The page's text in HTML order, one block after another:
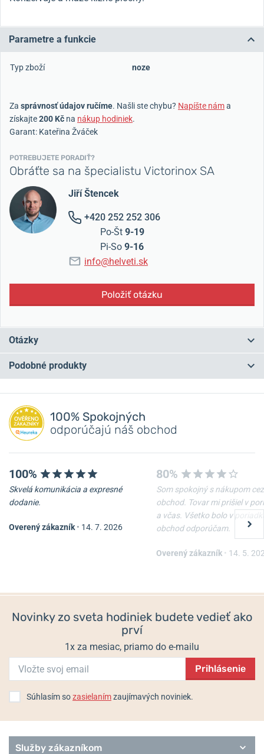
Parametre a funkcie
Typ zboží noze
Za správnosť údajov ručíme. Našli ste chybu? Napíšte náma
získajte200 Kč na nákup hodiniek.
Garant: Kateřina Žváček
POTREBUJETE PORADIŤ?
Obráťte sa na špecialistu Victorinox SA
Jiří Štencek
+420 252 252 306
Po-Št 9-19
Pi-So 9-16
info@helveti.sk
Položiť otázku
Otázky
Máte otázku? Zanechajte nám komentár
Pridať dotaz
Podobné produkty
Kožené puzdro Mikov 232-
Victorinox Párátko 91 mm,
100% Spokojných
odporúčajú náš obchod
100%
Skvelá komunikácia a expresné
dodanie.
Overený zákazník • 14. 7. 2026
80%
Som spokojný s nákupom cez
obchod. Tovar mi prišiel v
a včas. Všetko bolo v
obchod odporúčam.
Overený zákazník • 14. 5.
Novinky zo sveta hodiniek budete vedieť ako
prví
1x za mesiac, priamo do e-mailu
Prihlásenie
Súhlasím sozasielanímzaujímavých noviniek.
Služby zákazníkom